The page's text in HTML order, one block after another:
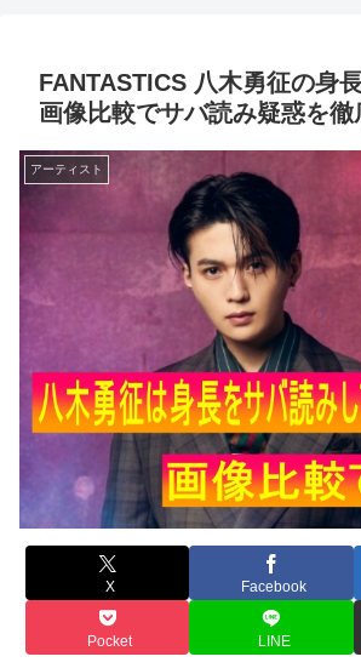
FANTASTICS 八木勇征の身
画像比較でサバ読み疑惑を徹
アーティスト
X Facebook
Pocket LINE